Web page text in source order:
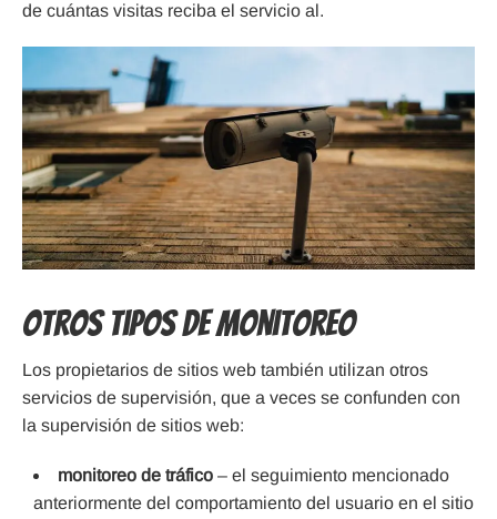
de cuántas visitas reciba el servicio al.
Otros tipos de monitoreo
Los propietarios de sitios web también utilizan otros
servicios de supervisión, que a veces se confunden con
la supervisión de sitios web:
monitoreo de tráfico – el seguimiento mencionado
anteriormente del comportamiento del usuario en el sitio